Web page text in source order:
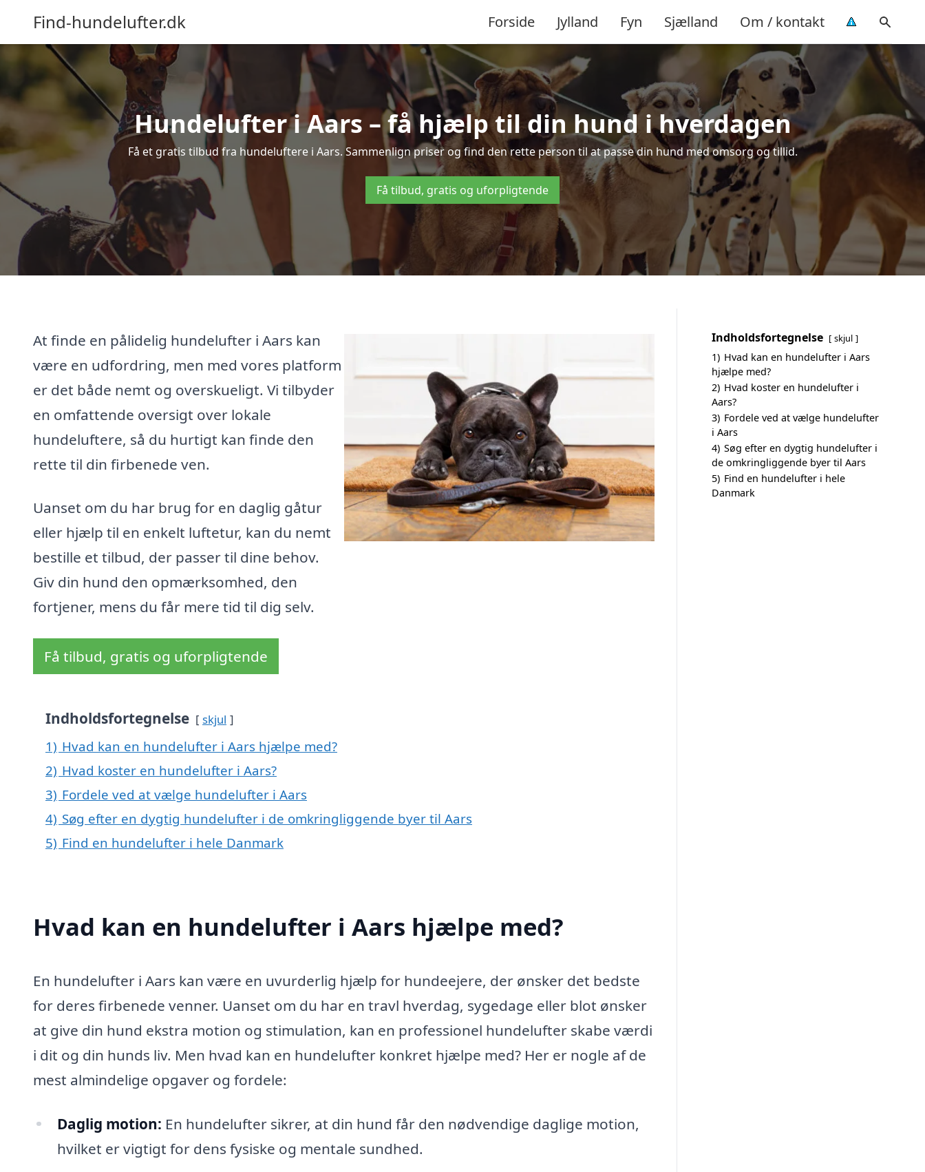
Find-hundelufter.dk Forside Jylland Fyn Sjælland Om / kontakt
Hundelufter i Aars – få hjælp til din hund i hverdagen
Få et gratis tilbud fra hundeluftere i Aars. Sammenlign priser og find den rette person til at passe din hund med omsorg og tillid.
Få tilbud, gratis og uforpligtende
At finde en pålidelig hundelufter i Aars kan
være en udfordring, men med vores platform
er det både nemt og overskueligt. Vi tilbyder
en omfattende oversigt over lokale
hundeluftere, så du hurtigt kan finde den
rette til din firbenede ven.
Uanset om du har brug for en daglig gåtur
eller hjælp til en enkelt luftetur, kan du nemt
bestille et tilbud, der passer til dine behov.
Giv din hund den opmærksomhed, den
fortjener, mens du får mere tid til dig selv.
Få tilbud, gratis og uforpligtende
Indholdsfortegnelse skjul
1) Hvad kan en hundelufter i Aars hjælpe med?
2) Hvad koster en hundelufter i Aars?
3) Fordele ved at vælge hundelufter i Aars
4) Søg efter en dygtig hundelufter i de omkringliggende byer til Aars
5) Find en hundelufter i hele Danmark
Hvad kan en hundelufter i Aars hjælpe med?
En hundelufter i Aars kan være en uvurderlig hjælp for hundeejere, der ønsker det bedste
for deres firbenede venner. Uanset om du har en travl hverdag, sygedage eller blot ønsker
at give din hund ekstra motion og stimulation, kan en professionel hundelufter skabe værdi
i dit og din hunds liv. Men hvad kan en hundelufter konkret hjælpe med? Her er nogle af de
mest almindelige opgaver og fordele:
Daglig motion: En hundelufter sikrer, at din hund får den nødvendige daglige motion,
hvilket er vigtigt for dens fysiske og mentale sundhed.
Indholdsfortegnelse skjul
1) Hvad kan en hundelufter i Aars
hjælpe med?
2) Hvad koster en hundelufter i
Aars?
3) Fordele ved at vælge hundelufter
i Aars
4) Søg efter en dygtig hundelufter i
de omkringliggende byer til Aars
5) Find en hundelufter i hele
Danmark